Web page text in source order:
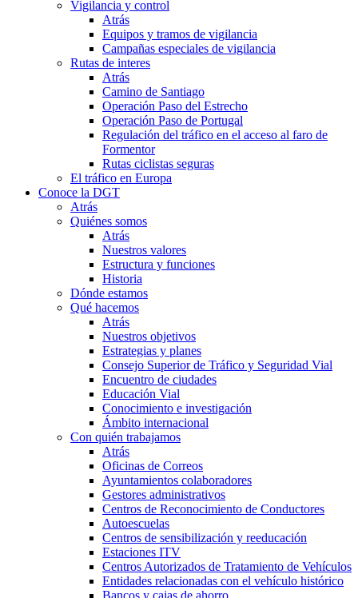
Vigilancia y control
Atrás
Equipos y tramos de vigilancia
Campañas especiales de vigilancia
Rutas de interes
Atrás
Camino de Santiago
Operación Paso del Estrecho
Operación Paso de Portugal
Regulación del tráfico en el acceso al faro de
Formentor
Rutas ciclistas seguras
El tráfico en Europa
Conoce la DGT
Atrás
Quiénes somos
Atrás
Nuestros valores
Estructura y funciones
Historia
Dónde estamos
Qué hacemos
Atrás
Nuestros objetivos
Estrategias y planes
Consejo Superior de Tráfico y Seguridad Vial
Encuentro de ciudades
Educación Vial
Conocimiento e investigación
Ámbito internacional
Con quién trabajamos
Atrás
Oficinas de Correos
Ayuntamientos colaboradores
Gestores administrativos
Centros de Reconocimiento de Conductores
Autoescuelas
Centros de sensibilización y reeducación
Estaciones ITV
Centros Autorizados de Tratamiento de Vehículos
Entidades relacionadas con el vehículo histórico